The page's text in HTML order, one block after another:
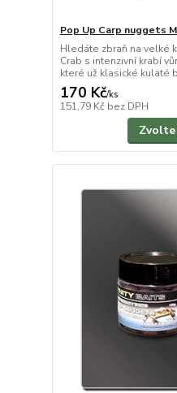
Pop Up Carp nuggets
Hledáte zbraň na velké
Crab s intenzivní krabí
které už klasické kulaté
170 Kč/ks
151,79 Kč bez DPH